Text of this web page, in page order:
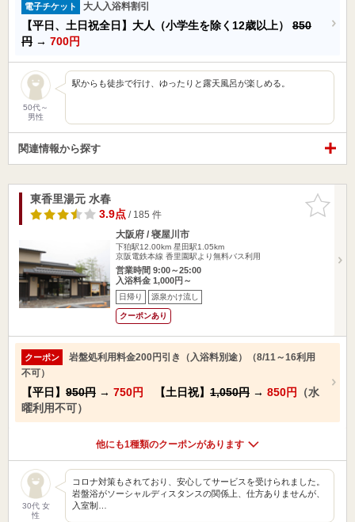
電子チケット 大人入浴料割引
【平日、土日祝全日】大人（小学生を除く12歳以上） 850
円 → 700円
50代～
男性
駅からも徒歩で行け、ゆったりと露天風呂が楽しめる。
関連情報から探す
お気に入
りに追加
東香里湯元 水春
3.9点/ 185 件
大阪府 / 寝屋川市
下狛駅12.00km 星田駅1.05km
京阪電鉄本線 香里園駅より無料バス利用
営業時間 9:00～25:00
入浴料金 1,000円～
日帰り 源泉かけ流し
クーポンあり
クーポン
岩盤処利用料金200円引き（入浴料別途）（8/11～16利用
不可）
【平日】 950円 → 750円 【土日祝】 1,050円 → 850円
（水
曜利用不可）
他にも1種類のクーポンがあります
30代 女
性
コロナ対策もされており、安心してサービスを受けられました。
岩盤浴がソーシャルディスタンスの関係上、仕方ありませんが、
入室制…